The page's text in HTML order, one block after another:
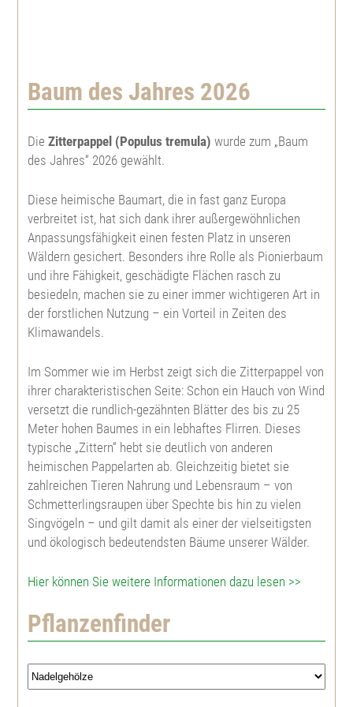
Niccotanne
Pazífische Edeltanne
Weißtanne
Veitchtanne
Scheinzypresse
Europäische Lärche
Japanische Lärche
Hybrid Lärche
Fichte
Weißfichte
Serbische Fichte
Weißerle, Grauerle
Bronzebirke, Lindenblättrige Birke
Sandbirke, Hänge-Birke
Moorbirke
Rotbuche
Esche
Schwarznuß
Walnuß
Wildkirsche, Vogelkirsche
Späte Traubenkirsche
Frühe Traubenkirsche
Pazífische Edeltanne
Nordmannstanne
Himalaya Zeder
Europäische Lärche
Hybrid Lärche
Douglasie
Mammutbaum
Küstenmammutbaum
Gingko biloba
Ilex aquifolium
Tulpenbaum
Feuerahorn
Roßkastanie
Kanadische Felsenbirne
Roter Sauerdorn
Japanische Quitte
Weißer Hartriegel
Kornelkirsche
Roter Hartriegel
Haselnuß
Weißdorn
Ölweide
Berberitze, Sauerdorn
Hainbuche
Rotbuche
Blutbuche
Lebensbaum
Herkunftsgebietseinteilungen
Weihnachtsbaumjungpflanzen
Abies bormmuelleriana
Abies fraseri
Abies lasiocarpa arizonica
Abies nobilis
Nordmannstanne
Fichte
Blaufichte
Pinus strobus
Schwarzkiefer
Pflanzenbedarfstabelle
Kulturpflege
Baum des Jahres 2026
Die Zitterpappel (Populus tremula) wurde zum „Baum
des Jahres“ 2026 gewählt.
Diese heimische Baumart, die in fast ganz Europa
verbreitet ist, hat sich dank ihrer außergewöhnlichen
Anpassungsfähigkeit einen festen Platz in unseren
Wäldern gesichert. Besonders ihre Rolle als Pionierbaum
und ihre Fähigkeit, geschädigte Flächen rasch zu
besiedeln, machen sie zu einer immer wichtigeren Art in
der forstlichen Nutzung – ein Vorteil in Zeiten des
Klimawandels.
Im Sommer wie im Herbst zeigt sich die Zitterpappel von
ihrer charakteristischen Seite: Schon ein Hauch von Wind
versetzt die rundlich-gezähnten Blätter des bis zu 25
Meter hohen Baumes in ein lebhaftes Flirren. Dieses
typische „Zittern“ hebt sie deutlich von anderen
heimischen Pappelarten ab. Gleichzeitig bietet sie
zahlreichen Tieren Nahrung und Lebensraum – von
Schmetterlingsraupen über Spechte bis hin zu vielen
Singvögeln – und gilt damit als einer der vielseitigsten
und ökologisch bedeutendsten Bäume unserer Wälder.
Hier können Sie weitere Informationen dazu lesen >>
Pflanzenfinder